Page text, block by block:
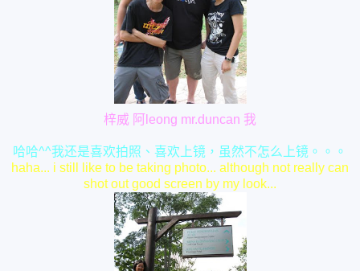
梓威 阿leong mr.duncan 我
哈哈^^我还是喜欢拍照、喜欢上镜，虽然不怎么上镜。。。
haha... i still like to be taking photo... although not really can
shot out good screen by my look...